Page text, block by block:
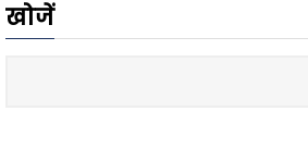
खोजें